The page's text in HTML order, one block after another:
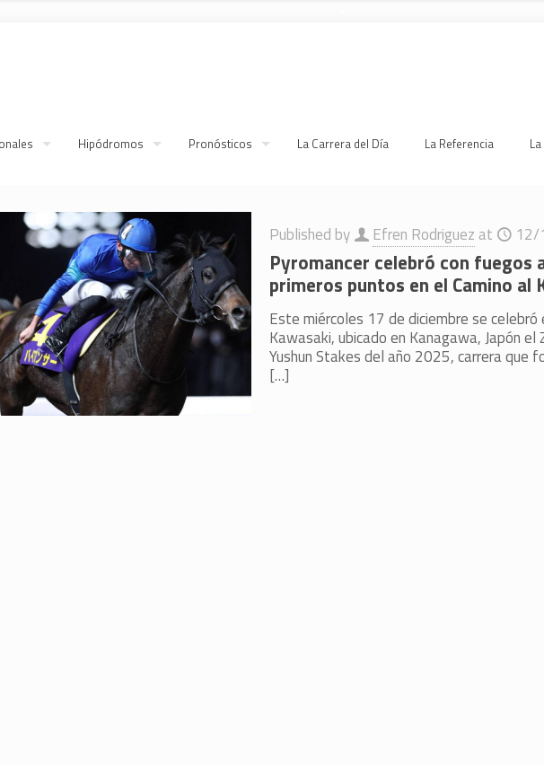
Hipódromos Pronósticos La Carrera del Día La Referencia
Published by Efren Rodriguez at 12/
Pyromancer celebró con fuegos
primeros puntos en el Camino al
Este miércoles 17 de diciembre se celebró
Kawasaki, ubicado en Kanagawa, Japón el
Yushun Stakes del año 2025, carrera que
[…]